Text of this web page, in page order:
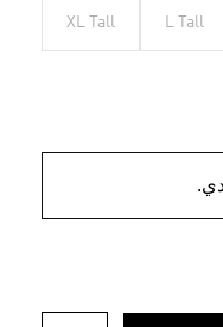
L Tall
XL Tall